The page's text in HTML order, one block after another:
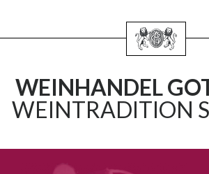
WEINHANDEL
WEINTRADITION